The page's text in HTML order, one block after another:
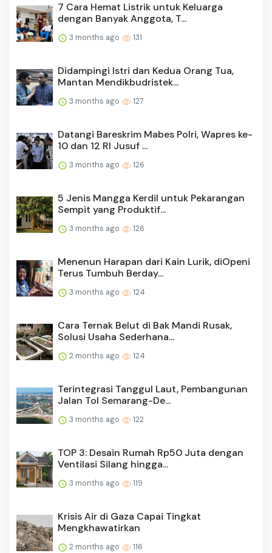
7 Cara Hemat Listrik untuk Keluarga
dengan Banyak Anggota, T...
3 months ago 131
Didampingi Istri dan Kedua Orang Tua,
Mantan Mendikbudristek...
3 months ago 127
Datangi Bareskrim Mabes Polri, Wapres ke-
10 dan 12 RI Jusuf ...
3 months ago 126
5 Jenis Mangga Kerdil untuk Pekarangan
Sempit yang Produktif...
3 months ago 126
Menenun Harapan dari Kain Lurik, diOpeni
Terus Tumbuh Berday...
3 months ago 124
Cara Ternak Belut di Bak Mandi Rusak,
Solusi Usaha Sederhana...
2 months ago 124
Terintegrasi Tanggul Laut, Pembangunan
Jalan Tol Semarang-De...
3 months ago 122
TOP 3: Desain Rumah Rp50 Juta dengan
Ventilasi Silang hingga...
3 months ago 119
Krisis Air di Gaza Capai Tingkat
Mengkhawatirkan
2 months ago 116